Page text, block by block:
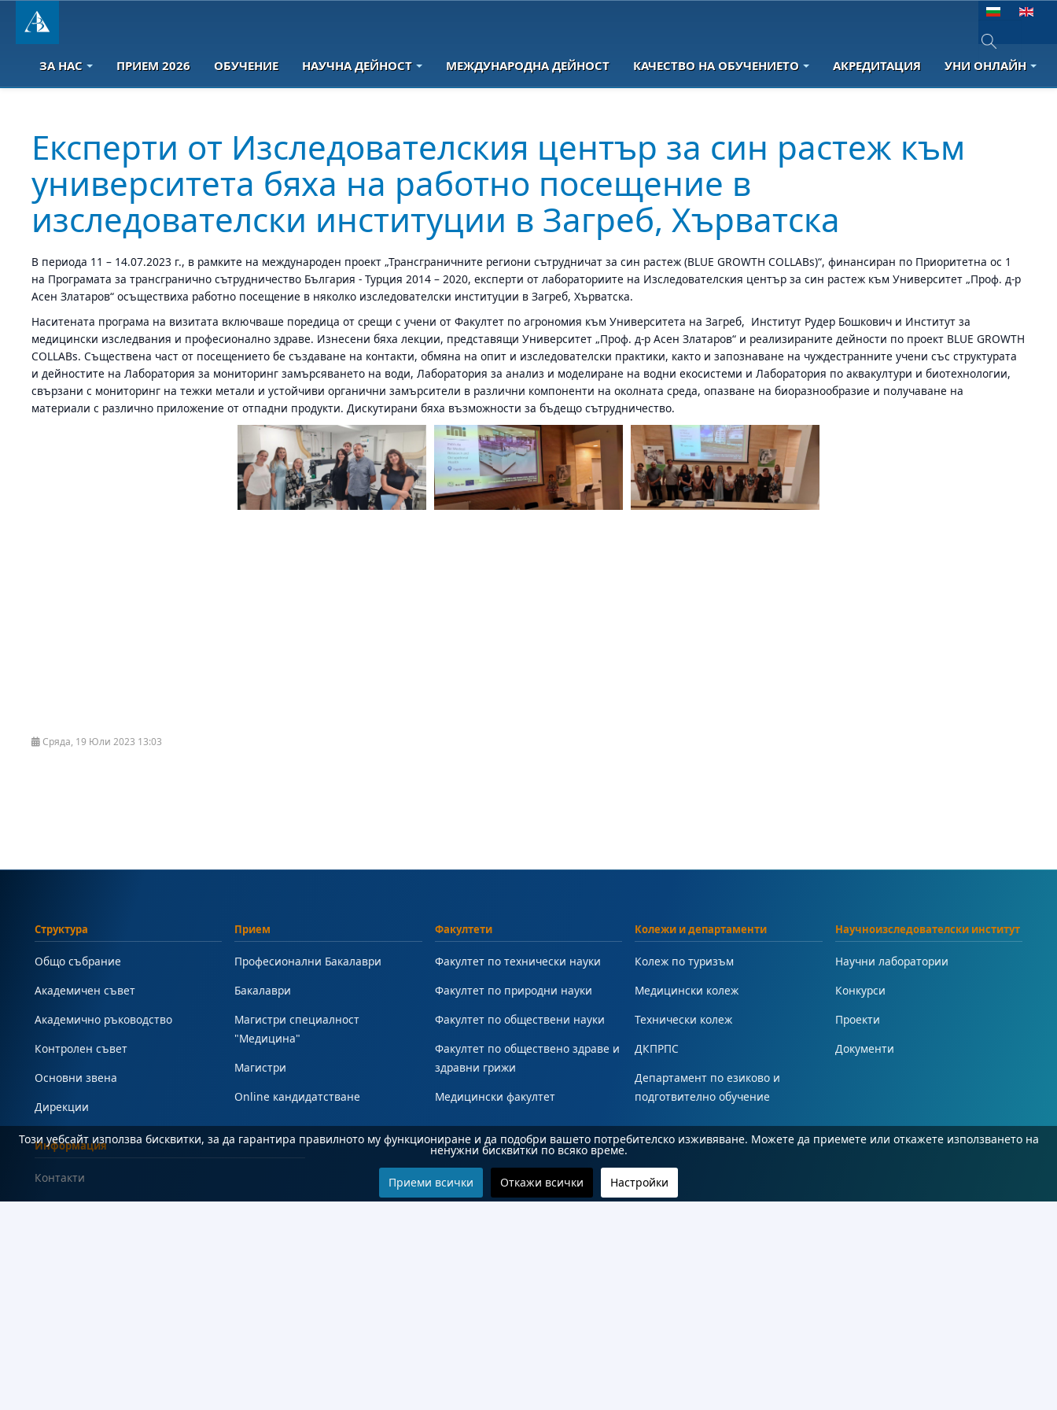
Изберете език
Type 2 or
ЗА НАС ПРИЕМ 2026 ОБУЧЕНИЕ НАУЧНА ДЕЙНОСТ МЕЖДУНАРОДНА ДЕЙНОСТ КАЧЕСТВО НА ОБУЧЕНИЕТО АКРЕДИТАЦИЯ УНИ ОНЛАЙН
Експерти от Изследователския център за син растеж към
университета бяха на работно посещение в
изследователски институции в Загреб, Хърватска
В периода 11 – 14.07.2023 г., в рамките на международен проект „Трансграничните региони сътрудничат за син растеж (BLUE GROWTH COLLABs)“, финансиран по Приоритетна ос 1
на Програмата за трансгранично сътрудничество България - Турция 2014 – 2020, експерти от лабораториите на Изследователския център за син растеж към Университет „Проф. д-р
Асен Златаров“ осъществиха работно посещение в няколко изследователски институции в Загреб, Хърватска.
Наситената програма на визитата включваше поредица от срещи с учени от Факултет по агрономия към Университета на Загреб, Институт Рудер Бошкович и Институт за
медицински изследвания и професионално здраве. Изнесени бяха лекции, представящи Университет „Проф. д-р Асен Златаров“ и реализираните дейности по проект BLUE GROWTH
COLLABs. Съществена част от посещението бе създаване на контакти, обмяна на опит и изследователски практики, както и запознаване на чуждестранните учени със структурата
и дейностите на Лаборатория за мониторинг замърсяването на води, Лаборатория за анализ и моделиране на водни екосистеми и Лаборатория по аквакултури и биотехнологии,
свързани с мониторинг на тежки метали и устойчиви органични замърсители в различни компоненти на околната среда, опазване на биоразнообразие и получаване на
материали с различно приложение от отпадни продукти. Дискутирани бяха възможности за бъдещо сътрудничество.
Сряда, 19 Юли 2023 13:03
Структура
Общо събрание
Академичен съвет
Академично ръководство
Контролен съвет
Основни звена
Дирекции
Прием
Професионални Бакалаври
Бакалаври
Магистри специалност
"Медицина"
Магистри
Online кандидатстване
Факултети
Факултет по технически науки
Факултет по природни науки
Факултет по обществени науки
Факултет по обществено здраве и
здравни грижи
Медицински факултет
Колежи и департаменти
Колеж по туризъм
Медицински колеж
Технически колеж
ДКПРПС
Департамент по езиково и
подготвително обучение
Научноизследователски институт
Научни лаборатории
Конкурси
Проекти
Документи
Информация
Контакти
Често задавани въпроси
Този уебсайт използва бисквитки, за да гарантира правилното му функциониране и да подобри вашето потребителско изживяване. Можете да приемете или откажете използването на
ненужни бисквитки по всяко време.
Приеми всички Откажи всички Настройки